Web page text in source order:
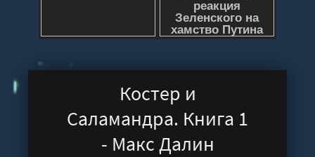
Костер и
Саламандра. Книга 1
- Макс Далин